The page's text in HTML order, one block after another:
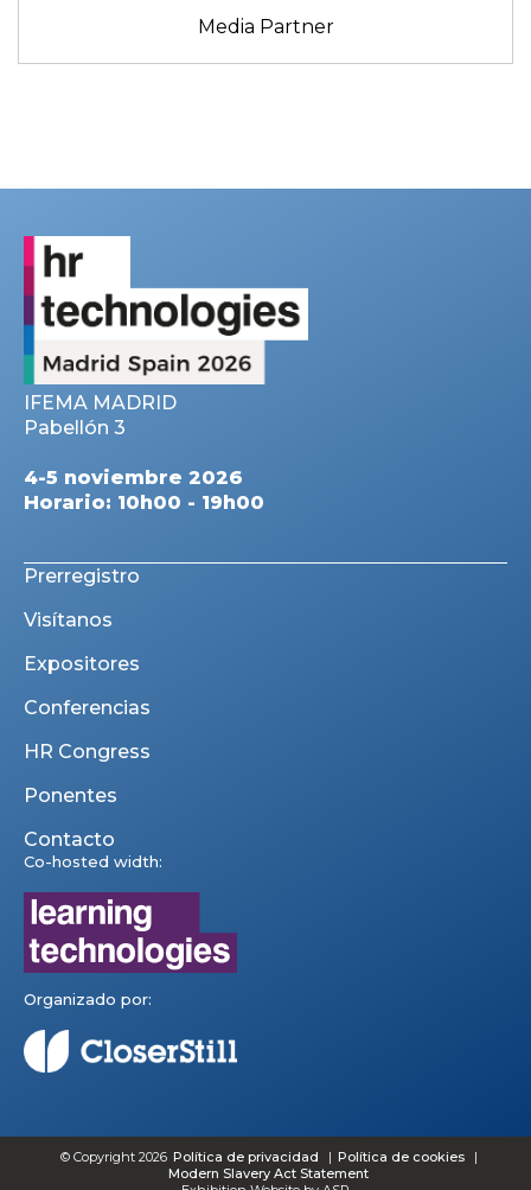
Media Partner
IFEMA MADRID
Pabellón 3
4-5 noviembre 2026
Horario: 10h00 - 19h00
Prerregistro
Visítanos
Expositores
Conferencias
HR Congress
Ponentes
Contacto
Co-hosted width:
Organizado por:
© Copyright 2026 Política de privacidad
Política de cookies
Modern Slavery Act Statement